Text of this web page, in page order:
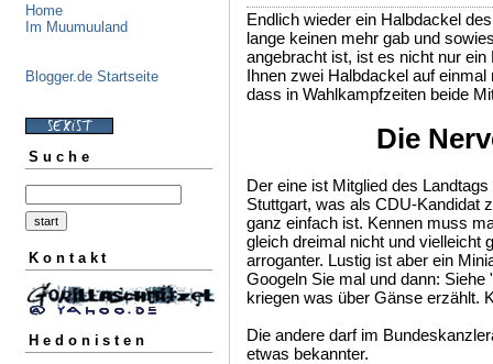
Home
Im Muumuuland
Blogger.de Startseite
Suche
Kontakt
Hedonisten
Endlich wieder ein Halbdackel
lange keinen mehr gab und
angebracht ist, ist es nicht nur
Ihnen zwei Halbdackel auf
dass in Wahlkampfzeiten beide
Die
Der eine ist Mitglied des
Stuttgart, was als CDU-Kandidat
ganz einfach ist. Kennen muss
gleich dreimal nicht und vielleicht
arroganter. Lustig ist aber ein
Googeln Sie mal und dann:
kriegen was über Gänse erzählt.
Die andere darf im
etwas bekannter.